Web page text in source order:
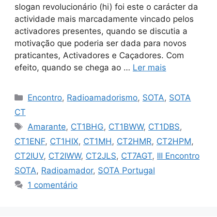
slogan revolucionário (hi) foi este o carácter da
actividade mais marcadamente vincado pelos
activadores presentes, quando se discutia a
motivação que poderia ser dada para novos
praticantes, Activadores e Caçadores. Com
efeito, quando se chega ao … Ler mais
Categorias
Encontro, Radioamadorismo, SOTA, SOTA
CT
Etiquetas
Amarante, CT1BHG, CT1BWW, CT1DBS,
CT1ENF, CT1HIX, CT1MH , CT2HMR, CT2HPM,
CT2IUV, CT2IWW, CT2JLS, CT7AGT, III Encontro
SOTA, Radioamador, SOTA Portugal
1 comentário